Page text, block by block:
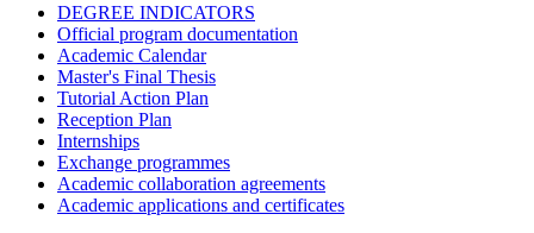
DEGREE INDICATORS
Official program documentation
Academic Calendar
Master's Final Thesis
Tutorial Action Plan
Reception Plan
Internships
Exchange programmes
Academic collaboration agreements
Academic applications and certificates